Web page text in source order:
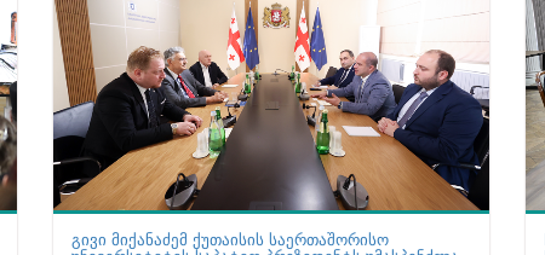
გივი მიქანაძემ ქუთაისის საერთაშორისო